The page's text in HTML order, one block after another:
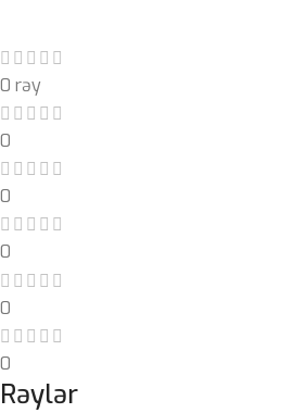
0 rəy
0
0
0
0
0
Rəylər